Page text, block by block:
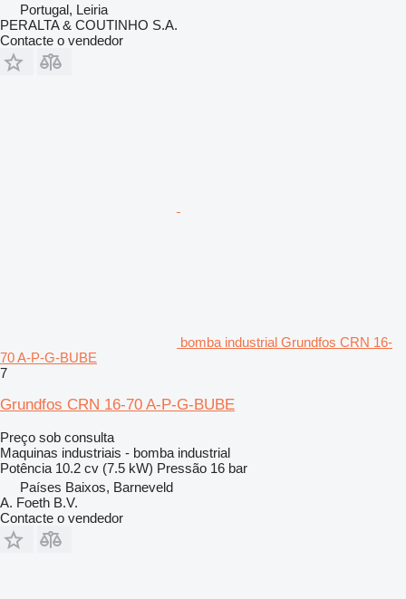
Portugal, Leiria
PERALTA & COUTINHO S.A.
Contacte o vendedor
bomba industrial Grundfos CRN 16-
70 A-P-G-BUBE
7
Grundfos CRN 16-70 A-P-G-BUBE
Preço sob consulta
Maquinas industriais - bomba industrial
Potência 10.2 cv (7.5 kW) Pressão 16 bar
Países Baixos, Barneveld
A. Foeth B.V.
Contacte o vendedor